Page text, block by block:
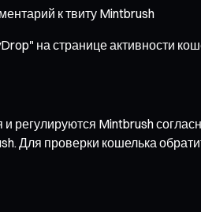
к твиту Mintbrush
на странице активности
регулируются Mintbrush
Для проверки кошелька